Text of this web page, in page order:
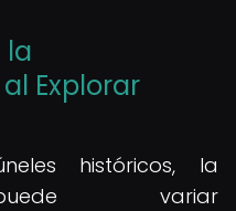
la
Explorar
históricos, la
variar